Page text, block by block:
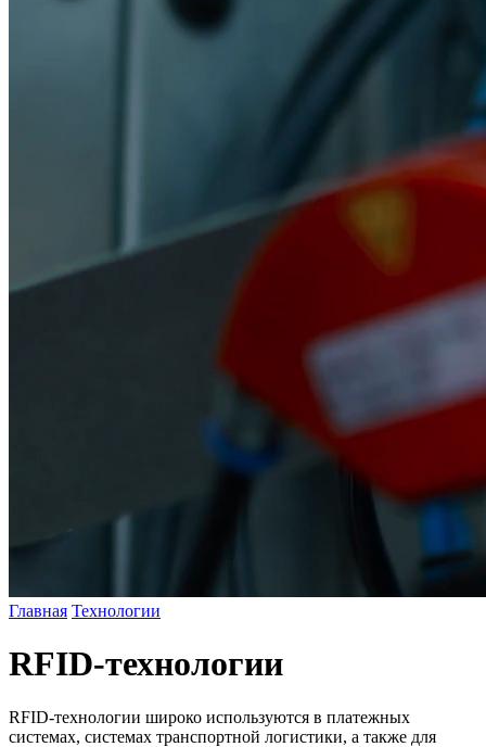
Главная Технологии
RFID-технологии
RFID-технологии широко используются в платежных
системах, системах транспортной логистики, а также для